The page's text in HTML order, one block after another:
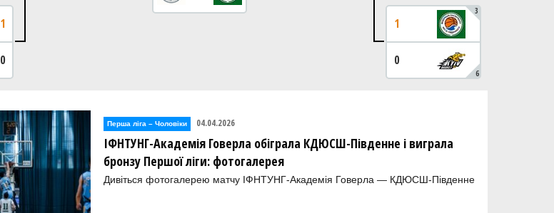
1
0
3
1
6
0
Перша лiга – Чоловiки 04.04.2026
ІФНТУНГ-Академія Говерла обіграла КДЮСШ-Південне і виграла
бронзу Першої ліги: фотогалерея
Дивіться фотогалерею матчу ІФНТУНГ-Академія Говерла — КДЮСШ-Південне